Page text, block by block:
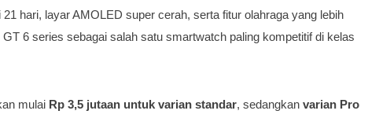
hari, layar AMOLED super cerah, serta fitur olahraga yang lebih
6 series sebagai salah satu smartwatch paling kompetitif di kelas
mulai Rp 3,5 jutaan untuk varian standar, sedangkan varian Pro